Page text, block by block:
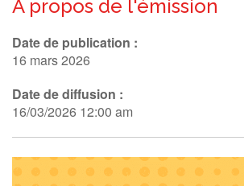
A propos de l'émission
Date de publication :
16 mars 2026
Date de diffusion :
16/03/2026 12:00 am